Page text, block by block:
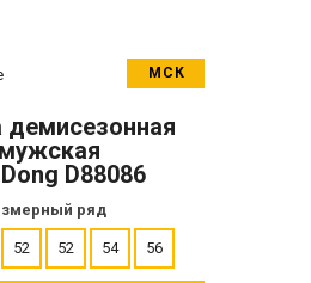
МСК
ПОДРОБНЕЕ
демисезонная
мужская
D88086
ряд
52 52 54 56